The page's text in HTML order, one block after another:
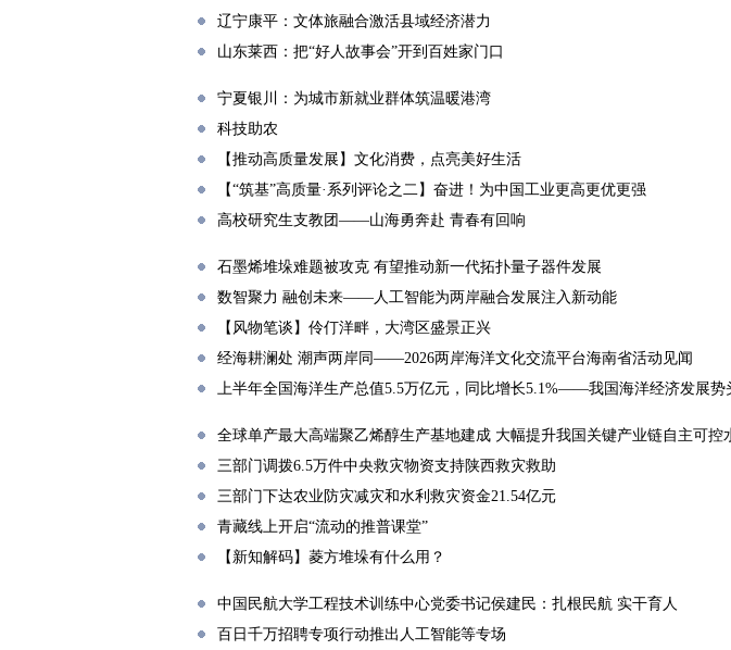
辽宁康平：文体旅融合激活县域经济潜力
山东莱西：把“好人故事会”开到百姓家门口
宁夏银川：为城市新就业群体筑温暖港湾
科技助农
【推动高质量发展】文化消费，点亮美好生活
【“筑基”高质量·系列评论之二】奋进！为中国工业更高更优更强
高校研究生支教团——山海勇奔赴 青春有回响
石墨烯堆垛难题被攻克 有望推动新一代拓扑量子器件发展
数智聚力 融创未来——人工智能为两岸融合发展注入新动能
【风物笔谈】伶仃洋畔，大湾区盛景正兴
经海耕澜处 潮声两岸同——2026两岸海洋文化交流平台海南省活动见闻
上半年全国海洋生产总值5.5万亿元，同比增长5.1%——我国海洋经济发展势
全球单产最大高端聚乙烯醇生产基地建成 大幅提升我国关键产业链自主可控
三部门调拨6.5万件中央救灾物资支持陕西救灾救助
三部门下达农业防灾减灾和水利救灾资金21.54亿元
青藏线上开启“流动的推普课堂”
【新知解码】菱方堆垛有什么用？
中国民航大学工程技术训练中心党委书记侯建民：扎根民航 实干育人
百日千万招聘专项行动推出人工智能等专场